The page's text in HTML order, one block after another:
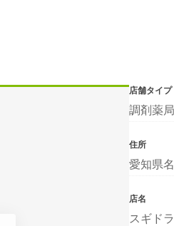
店舗タイプ
調剤薬局
住所
愛知県
店名
スギド